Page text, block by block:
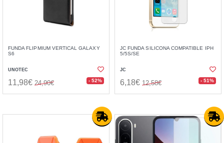
FUNDA FLIPMIUM VERTICAL GALAXY
S6
UNOTEC
11,98€ 24,90€ - 52%
JC FUNDA SILICONA COMPATIBLE IPH
5/5S/SE
JC
6,18€ 12,58€ - 51%